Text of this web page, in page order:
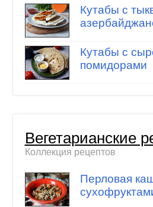
Кутабы с
Кутабы с
помидорами
Вегетарианские
Коллекция рецептов
Перловая